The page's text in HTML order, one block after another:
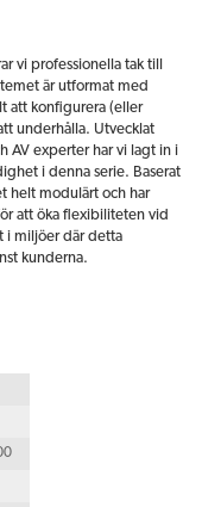
vi professionella tak till
är utformat med
att konfigurera (eller
underhålla. Utvecklat
AV experter har vi lagt in i
i denna serie. Baserat
helt modulärt och har
att öka flexibiliteten vid
i miljöer där detta
kunderna.